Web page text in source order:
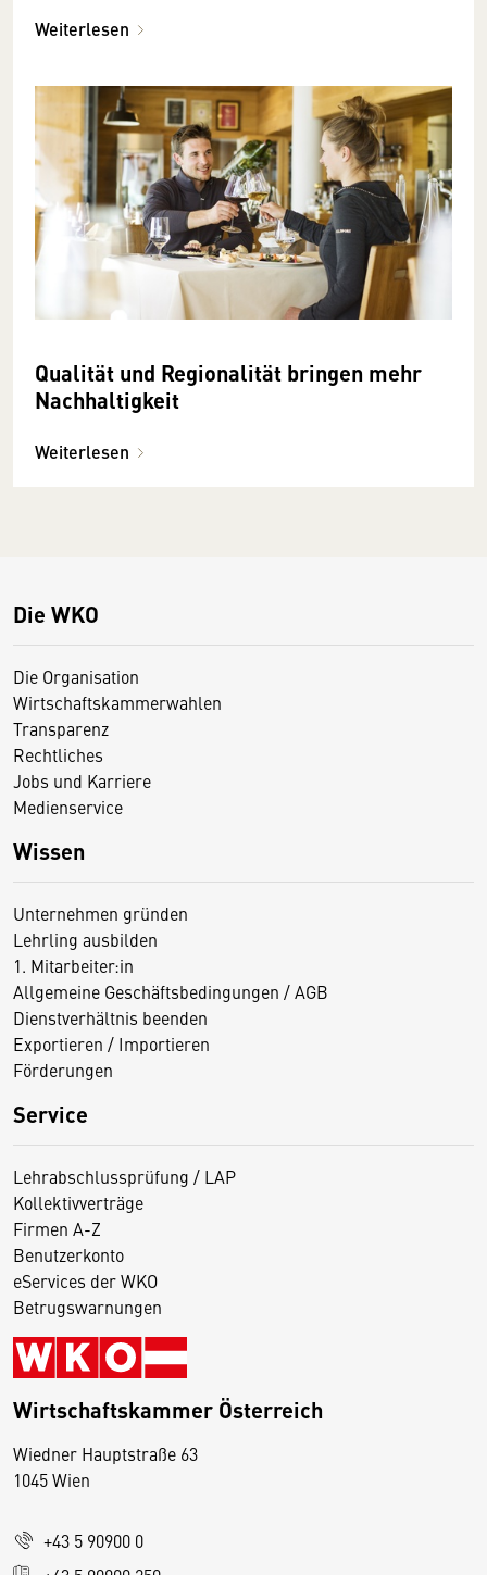
Weiterlesen
Qualität und Regionalität bringen mehr
Nachhaltigkeit
Weiterlesen
Die WKO
Die Organisation
Wirtschaftskammerwahlen
Transparenz
Rechtliches
Jobs und Karriere
Medienservice
Wissen
Unternehmen gründen
Lehrling ausbilden
1. Mitarbeiter:in
Allgemeine Geschäftsbedingungen / AGB
Dienstverhältnis beenden
Exportieren / Importieren
Förderungen
Service
Lehrabschlussprüfung / LAP
Kollektivverträge
Firmen A-Z
Benutzerkonto
eServices der WKO
Betrugswarnungen
Wirtschaftskammer Österreich
Wiedner Hauptstraße 63
1045 Wien
+43 5 90900 0
D
s